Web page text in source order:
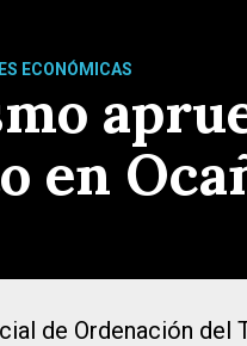
ECONÓMICAS
de Ordenación